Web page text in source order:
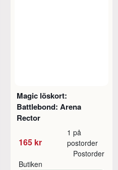
Magic löskort:
Battlebond: Arena
Rector
165 kr
1 på
postorder
Butiken
Postorder